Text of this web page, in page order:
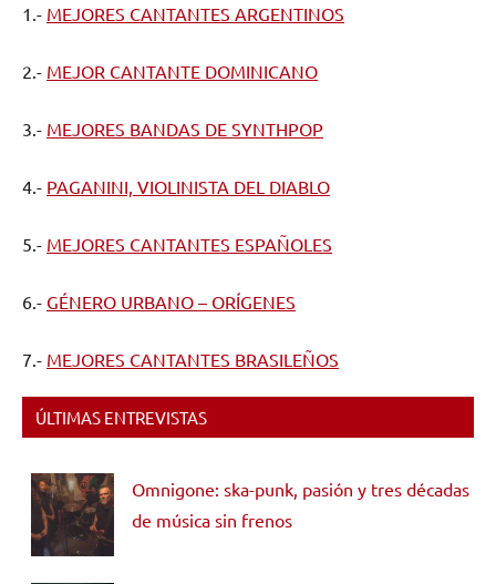
1.- MEJORES CANTANTES ARGENTINOS
2.- MEJOR CANTANTE DOMINICANO
3.- MEJORES BANDAS DE SYNTHPOP
4.- PAGANINI, VIOLINISTA DEL DIABLO
5.- MEJORES CANTANTES ESPAÑOLES
6.- GÉNERO URBANO – ORÍGENES
7.- MEJORES CANTANTES BRASILEÑOS
ÚLTIMAS ENTREVISTAS
Omnigone: ska-punk, pasión y tres décadas
de música sin frenos